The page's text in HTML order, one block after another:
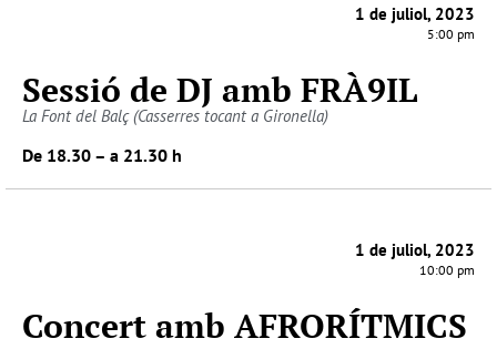
1 de juliol, 2023
5:00 pm
Sessió de DJ amb FRÀ9IL
La Font del Balç (Casserres tocant a Gironella)
De 18.30 – a 21.30 h
1 de juliol, 2023
10:00 pm
Concert amb AFRORÍTMICS